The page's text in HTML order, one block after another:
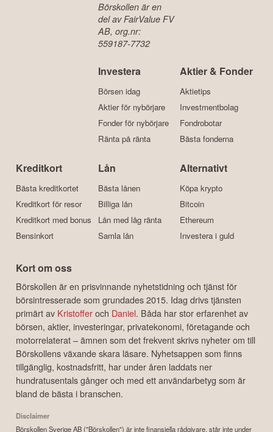
Börskollen är en
del av FairValue FV
AB, org.nr:
559187-7732
Investera
Börsen idag
Aktier för nybörjare
Fonder för nybörjare
Ränta på ränta
Aktier & Fonder
Aktietips
Investmentbolag
Fondrobotar
Bästa fonderna
Kreditkort
Bästa kreditkortet
Kreditkort för resor
Kreditkort med bonus
Bensinkort
Lån
Bästa lånen
Billiga lån
Lån med låg ränta
Samla lån
Alternativt
Köpa krypto
Bitcoin
Ethereum
Investera i guld
Kort om oss
Börskollen är en prisvinnande nyhetstidning och tjänst för
börsintresserade som grundades 2015. Idag drivs tjänsten
primärt av Kristofferoch Daniel. Båda har stor erfarenhet av
börsen, aktier, investeringar, privatekonomi, företagande och
motorrelaterat – ämnen som det frekvent skrivs nyheter om till
Börskollens växande skara läsare. Nyhetsappen som finns
tillgänglig, kostnadsfritt, har under åren laddats ner
hundratusentals gånger och med ett användarbetyg som är
bland de bästa i branschen.
Disclaimer
Börskollen Sverige AB ("Börskollen") är inte finansiella rådgivare, står inte under